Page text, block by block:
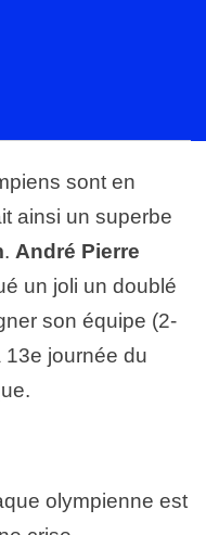
sont en
ainsi un superbe
. André Pierre
un joli un doublé
son équipe (2-
13e journée du
olympienne est